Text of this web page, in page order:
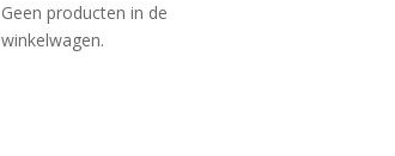
Geen producten in de
winkelwagen.